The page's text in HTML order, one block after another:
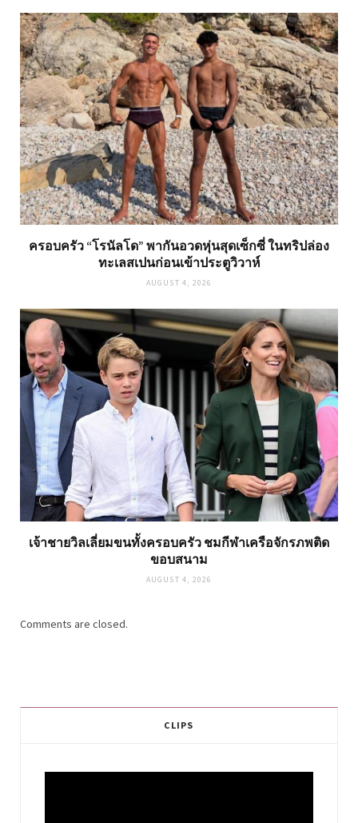
ครอบครัว “โรนัลโด” พากันอวดหุ่นสุดเซ็กซี่ ในทริปล่อง
ทะเลสเปนก่อนเข้าประตูวิวาห์
AUGUST 4, 2026
เจ้าชายวิลเลี่ยมขนทั้งครอบครัว ชมกีฬาเครือจักรภพติด
ขอบสนาม
AUGUST 4, 2026
Comments are closed.
CLIPS